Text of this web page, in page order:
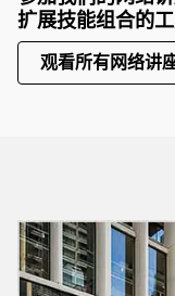
扩展技能组合的
观看所有网络讲